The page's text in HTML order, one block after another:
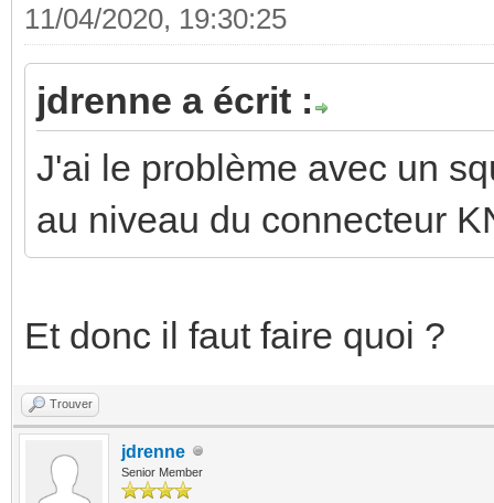
11/04/2020, 19:30:25
jdrenne a écrit :
J'ai le problème avec un
au niveau du connecteur
Et donc il faut faire quoi ?
Trouver
jdrenne
Senior Member